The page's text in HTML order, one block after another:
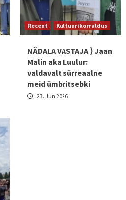
Recent Kultuurikorraldus
NÄDALA VASTAJA ⟩ Jaan
Malin aka Luulur:
valdavalt sürreaalne
meid ümbritsebki
23. Jun 2026